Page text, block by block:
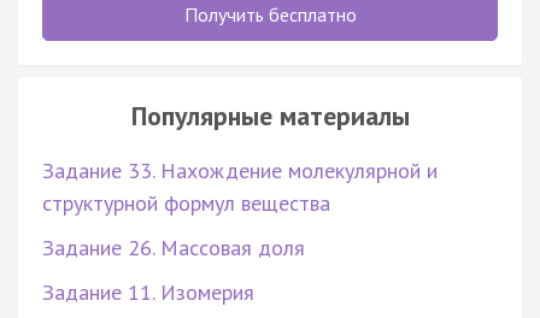
Получить бесплатно
Популярные материалы
Задание 33. Нахождение молекулярной и
структурной формул вещества
Задание 26. Массовая доля
Задание 11. Изомерия